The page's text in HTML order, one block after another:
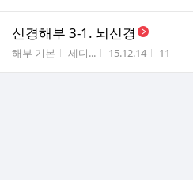
신경해부 3-1. 뇌신경
게시판명
해부 기본 작성자
세디... 작성시간
15.12.14 조회수
11